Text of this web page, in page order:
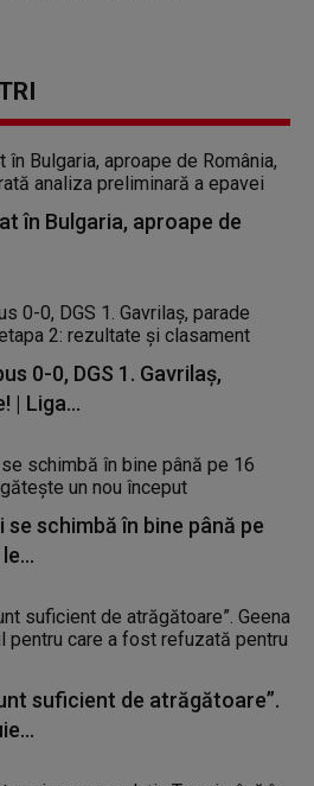
în Bulgaria, aproape de
0-0, DGS 1. Gavrilaș,
| Liga...
schimbă în bine până pe
suficient de atrăgătoare”.